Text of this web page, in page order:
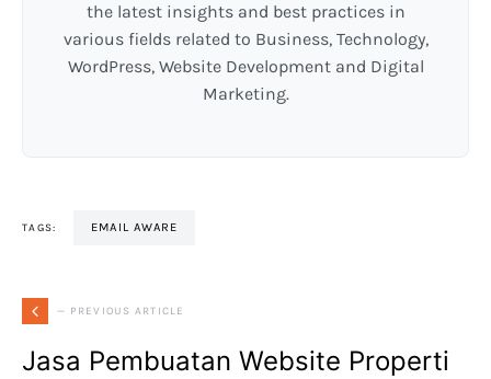
the latest insights and best practices in
various fields related to Business, Technology,
WordPress, Website Development and Digital
Marketing.
TAGS: EMAIL AWARE
— PREVIOUS ARTICLE
Jasa Pembuatan Website Properti